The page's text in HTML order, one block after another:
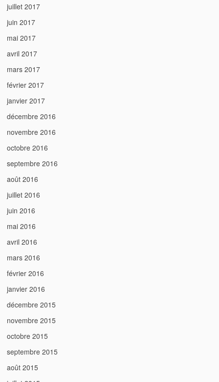
juillet 2017
juin 2017
mai 2017
avril 2017
mars 2017
février 2017
janvier 2017
décembre 2016
novembre 2016
octobre 2016
septembre 2016
août 2016
juillet 2016
juin 2016
mai 2016
avril 2016
mars 2016
février 2016
janvier 2016
décembre 2015
novembre 2015
octobre 2015
septembre 2015
août 2015